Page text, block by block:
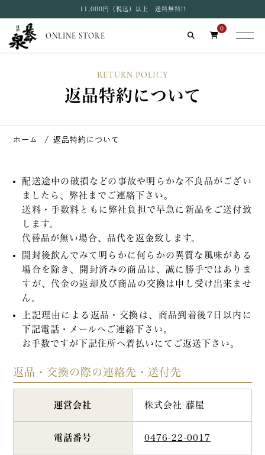
11,000円（税込）以上 送料無料!!
ONLINE STORE
0
RETURN POLICY
返品特約について
ホーム 返品特約について
配送途中の破損などの事故や明らかな不良品がござい
ましたら、弊社までご連絡下さい。
送料・手数料ともに弊社負担で早急に新品をご送付致
します。
代替品が無い場合、品代を返金致します。
開封後飲んでみて明らかに何らかの異質な風味がある
場合を除き、開封済みの商品は、誠に勝手ではありま
すが、代金の返却及び商品の交換は申し受け出来ませ
ん。
上記理由による返品・交換は、商品到着後7日以内に
下記電話・メールへご連絡下さい。
お手数ですが下記住所へ着払いにてご返送下さい。
返品・交換の際の連絡先・送付先
運営会社 株式会社 藤屋
電話番号 0476-22-0017